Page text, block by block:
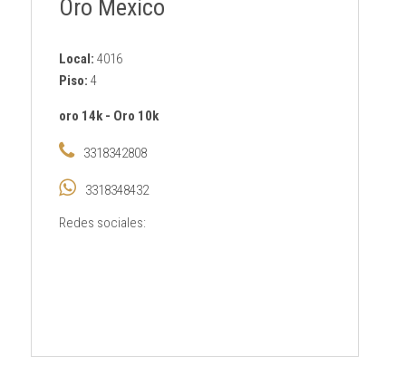
Oro Mexico
Local: 4016
Piso: 4
oro 14k- Oro 10k
3318342808
3318348432
Redes sociales: